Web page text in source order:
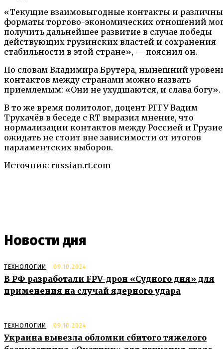
«Текущие взаимовыгодные контакты и
форматы торгово-экономических отношений
получить дальнейшее развитие в случае победы
действующих грузинских властей и сохранения
стабильности в этой стране», — пояснил он.
По словам Владимира Брутера, нынешний
контактов между странами можно назвать
приемлемым: «Они не ухудшаются, и слава богу».
В то же время политолог, доцент РГГУ Вадим
Трухачёв в беседе с RT выразил мнение, что
нормализации контактов между Россией и
ожидать не стоит вне зависимости от итогов
парламентских выборов.
Источник: russian.rt.com
Новости дня
ТЕХНОЛОГИИ 09.10.2024
В РФ разработали FPV-дрон «Судного дня» для
применения на случай ядерного удара
ТЕХНОЛОГИИ 09.10.2024
Украина вывезла обломки сбитого тяжелого